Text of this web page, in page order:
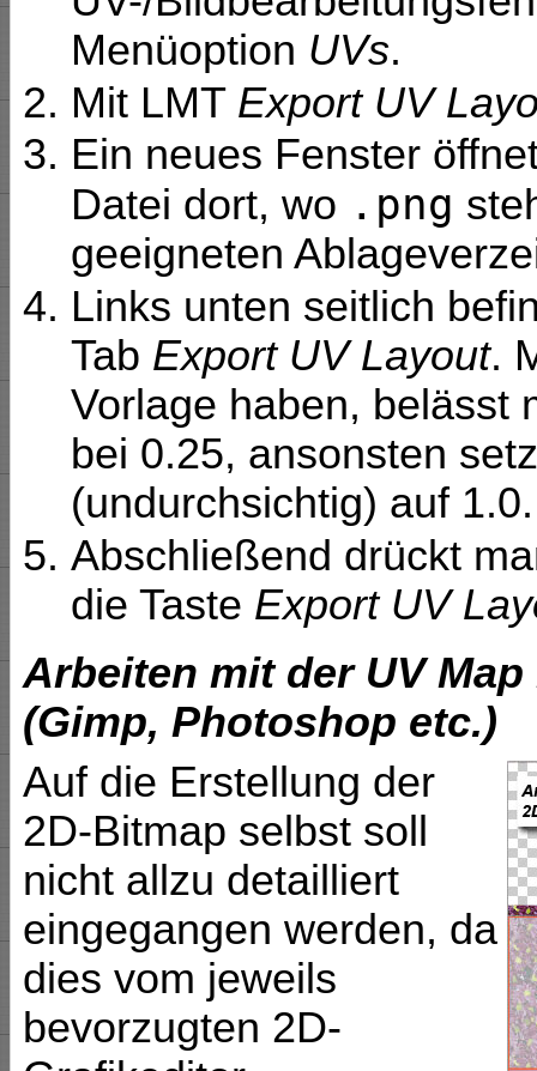
Menüoption UVs.
Mit LMT Export UV
Ein neues Fenster
Datei dort, wo .png
geeigneten
Links unten seitlich
Tab Export UV Layout.
Vorlage haben, belässt
bei 0.25, ansonsten
(undurchsichtig) auf 1.0.
Abschließend drückt
die Taste Export UV
Arbeiten mit der UV
(Gimp, Photoshop etc.)
Auf die Erstellung der
2D-Bitmap selbst soll
nicht allzu detailliert
eingegangen werden, da
dies vom jeweils
bevorzugten 2D-